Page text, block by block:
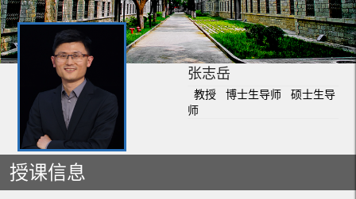
张志岳
教授 博士生导师 硕士生导
师
授课信息